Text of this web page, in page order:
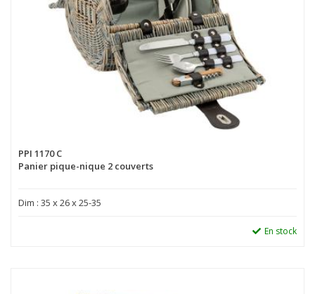
PPI 1170 C
Panier pique-nique 2 couverts
Dim : 35 x 26 x 25-35
En stock